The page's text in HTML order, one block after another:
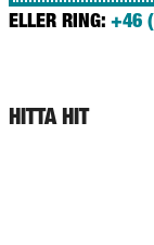
ELLER RING: +46
HITTA HIT